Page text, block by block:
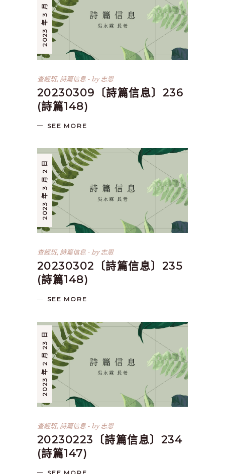
2023 年 3 月 9 日
查經班, 詩篇信息 by志恩
20230309〔詩篇信息〕236
(詩篇148)
SEE MORE
2023 年 3 月 2 日
查經班, 詩篇信息 by志恩
20230302〔詩篇信息〕235
(詩篇148)
SEE MORE
2023 年 2 月 23 日
查經班, 詩篇信息 by志恩
20230223〔詩篇信息〕234
(詩篇147)